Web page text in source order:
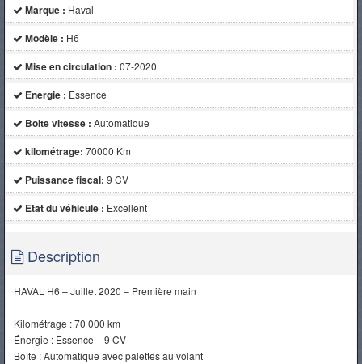
Marque : Haval
Modèle : H6
Mise en circulation : 07-2020
Energie : Essence
Boite vitesse : Automatique
kilométrage: 70000 Km
Puissance fiscal: 9 CV
Etat du véhicule : Excellent
Description
HAVAL H6 – Juillet 2020 – Première main
Kilométrage : 70 000 km
Énergie : Essence – 9 CV
Boîte : Automatique avec palettes au volant